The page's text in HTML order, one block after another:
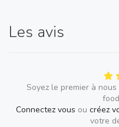
Les avis
Soyez le premier à
Connectez vous ou créez
votre